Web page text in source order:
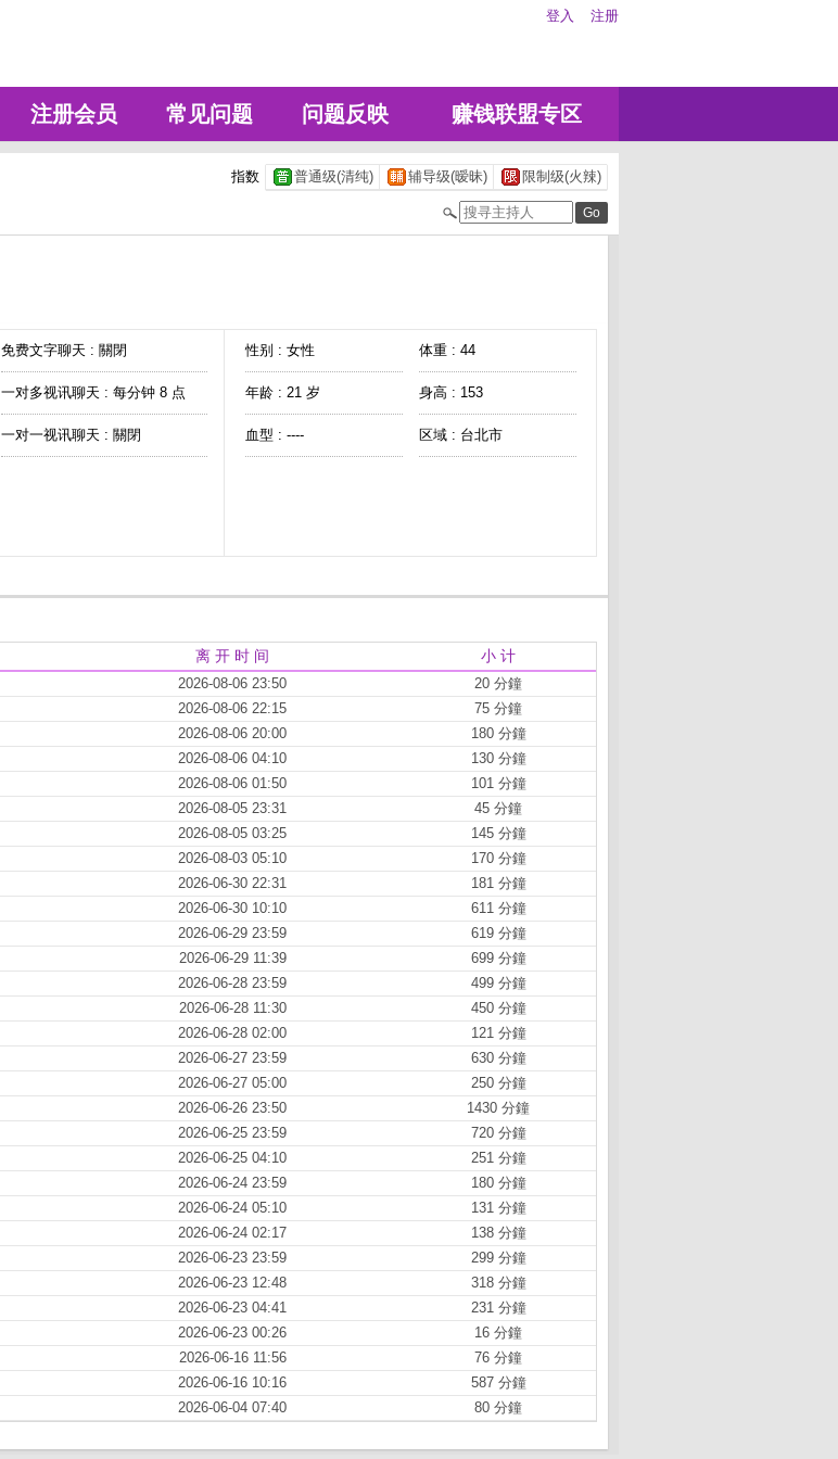
登入 注册
注册会员 常见问题 问题反映 赚钱联盟专区
指数 普通级(清纯) 辅导级(暧昧) 限制级(火辣)
免费文字聊天 : 關閉
一对多视讯聊天 : 每分钟 8 点
一对一视讯聊天 : 關閉
性别 : 女性 体重 : 44
年龄 : 21 岁 身高 : 153
血型 : ---- 区域 : 台北市
离 开 时 间 小 计
2026-08-06 23:50
20 分鐘
2026-08-06 22:15
75 分鐘
2026-08-06 20:00
180 分鐘
2026-08-06 04:10
130 分鐘
2026-08-06 01:50
101 分鐘
2026-08-05 23:31
45 分鐘
2026-08-05 03:25
145 分鐘
2026-08-03 05:10
170 分鐘
2026-06-30 22:31
181 分鐘
2026-06-30 10:10
611 分鐘
2026-06-29 23:59
619 分鐘
2026-06-29 11:39
699 分鐘
2026-06-28 23:59
499 分鐘
2026-06-28 11:30
450 分鐘
2026-06-28 02:00
121 分鐘
2026-06-27 23:59
630 分鐘
2026-06-27 05:00
250 分鐘
2026-06-26 23:50
1430 分鐘
2026-06-25 23:59
720 分鐘
2026-06-25 04:10
251 分鐘
2026-06-24 23:59
180 分鐘
2026-06-24 05:10
131 分鐘
2026-06-24 02:17
138 分鐘
2026-06-23 23:59
299 分鐘
2026-06-23 12:48
318 分鐘
2026-06-23 04:41
231 分鐘
2026-06-23 00:26
16 分鐘
2026-06-16 11:56
76 分鐘
2026-06-16 10:16
587 分鐘
2026-06-04 07:40 80 分鐘